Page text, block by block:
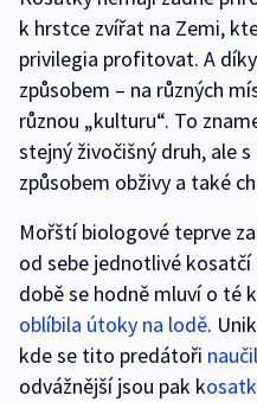
k hrstce zvířat na Zemi,
privilegia profitovat. A
způsobem – na různých
různou „kulturu“. To
stejný živočišný druh, ale
způsobem obživy a také
Mořští biologové teprve
od sebe jednotlivé
době se hodně mluví o té
oblíbila útoky na lodě.
kde se tito predátoři
odvážnější jsou pak k